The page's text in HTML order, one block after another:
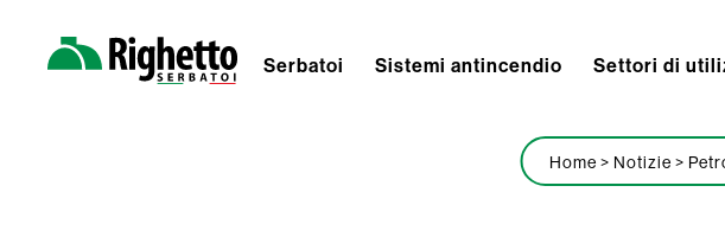
Serbatoi Sistemi antincendio Settori di
Home > Notizie >